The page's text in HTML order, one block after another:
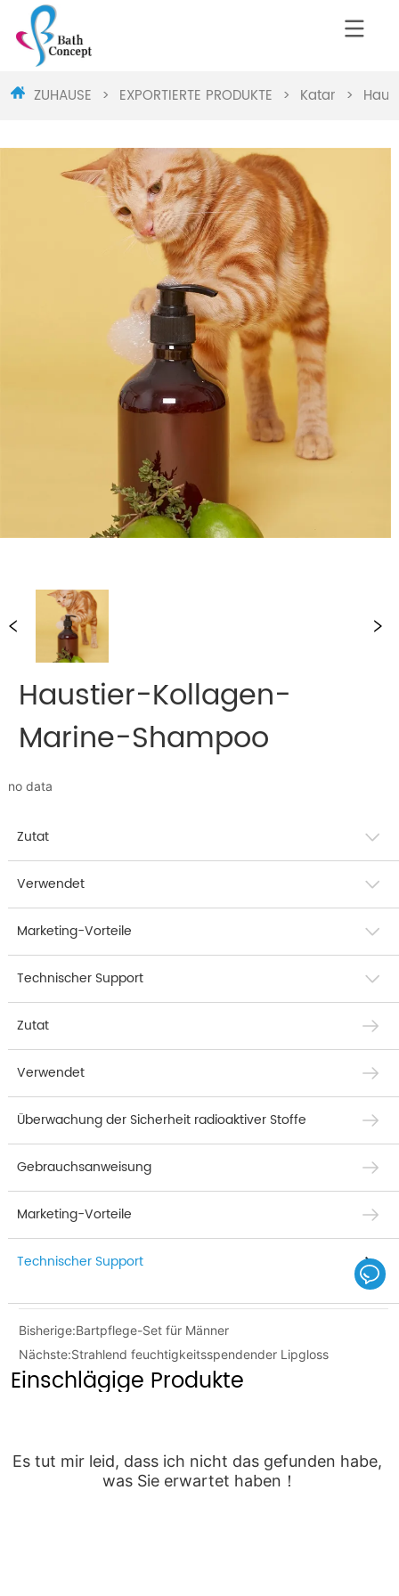
ZUHAUSE > EXPORTIERTE PRODUKTE > Katar >
Haustier-Kollagen-
Marine-Shampoo
no data
Zutat
Verwendet
Marketing-Vorteile
Technischer Support
Zutat
Verwendet
Überwachung der Sicherheit radioaktiver Stoffe
Gebrauchsanweisung
Marketing-Vorteile
Technischer Support
Bisherige:Bartpflege-Set für Männer
Nächste:Strahlend feuchtigkeitsspendender Lipgloss
Einschlägige Produkte
Es tut mir leid, dass ich nicht das gefunden habe,
was Sie erwartet haben！